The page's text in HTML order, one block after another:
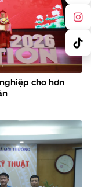
cho hơn